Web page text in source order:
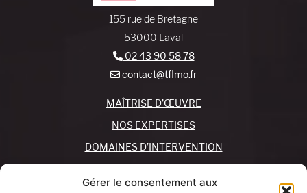
Gérer le consentement aux
155 rue de Bretagne
53000 Laval
02 43 90 58 78
contact@tflmo.fr
MAÎTRISE D’ŒUVRE
NOS EXPERTISES
DOMAINES D’INTERVENTION